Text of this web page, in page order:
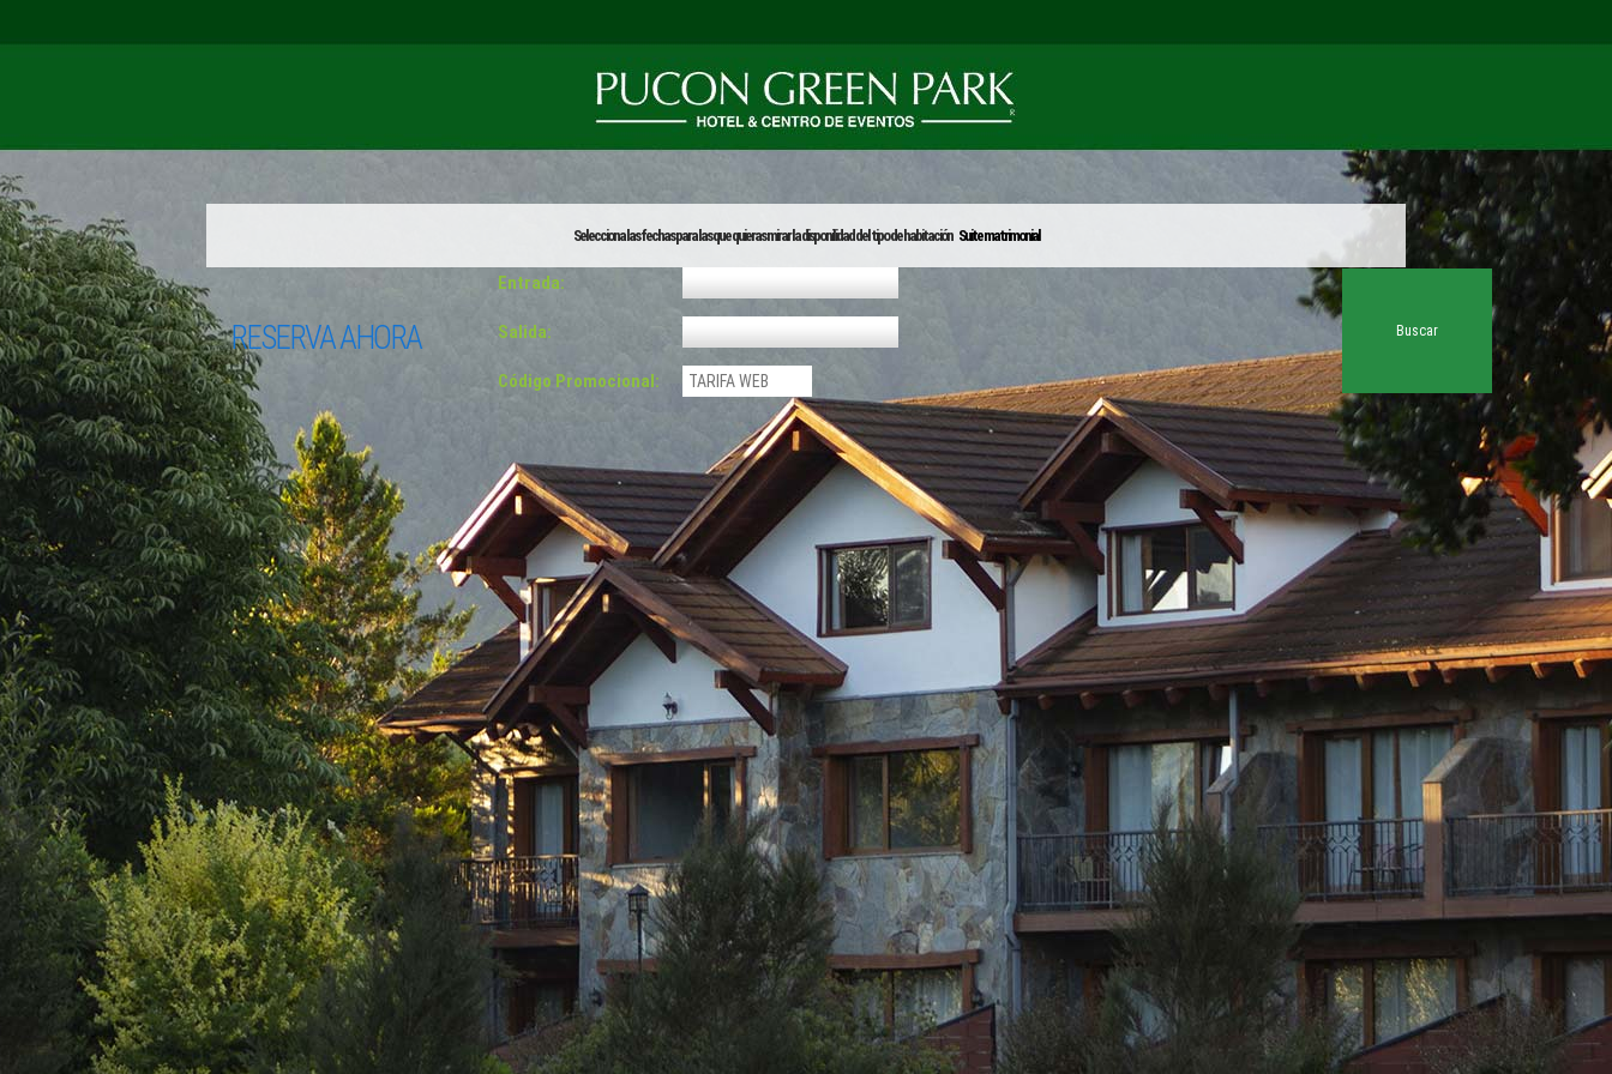
Selecciona las fechas para las que quieras mirar la disponilidad del tipo de habitación Suite matrimonial
RESERVA AHORA
Entrada:
Salida:
Código Promocional: